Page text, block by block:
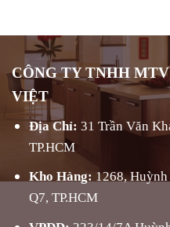
CÔNG TY TNHH
VIỆT
Địa Chỉ: 31 Trần Văn
TP.HCM
Kho Hàng: 1268, Huỳnh
Q7, TP.HCM